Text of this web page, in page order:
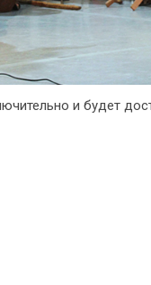
и будет